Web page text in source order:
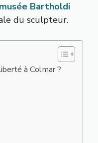
musée Bartholdi
du sculpteur.
à Colmar ?